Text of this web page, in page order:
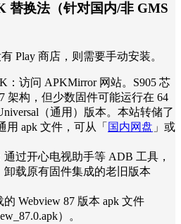
替换法（针对国内/非 GMS
Play 商店，则需要手动安装。
：访问 APKMirror 网站。S905 芯
架构，但少数固件可能运行在 64
（通用）版本。本站转储了
用 apk 文件，可从「 国内网盘 」或
通过开心电视助手等 ADB 工具，
卸载原有固件集成的老旧版本
Webview 87 版本 apk 文件
）。